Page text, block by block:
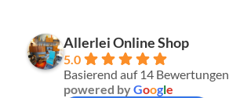
Allerlei Online Shop
5.0
Basierend auf 14 Bewertungen
powered byGoogle